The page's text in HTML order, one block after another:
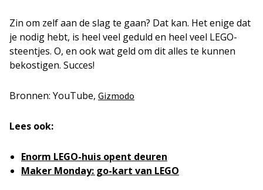
Zin om zelf aan de slag te gaan? Dat kan. Het enige dat
je nodig hebt, is heel veel geduld en heel veel LEGO-
steentjes. O, en ook wat geld om dit alles te kunnen
bekostigen. Succes!
Bronnen: YouTube, Gizmodo
Lees ook:
Enorm LEGO-huis opent deuren
Maker Monday: go-kart van LEGO